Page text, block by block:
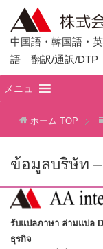
中国語・韓国語・
語 翻訳/通訳/DTP
メニュ
ホーム TOP
ข้อมูลบริษัท
รับแปลภาษา ล่ามแปล
ธุรกิจ